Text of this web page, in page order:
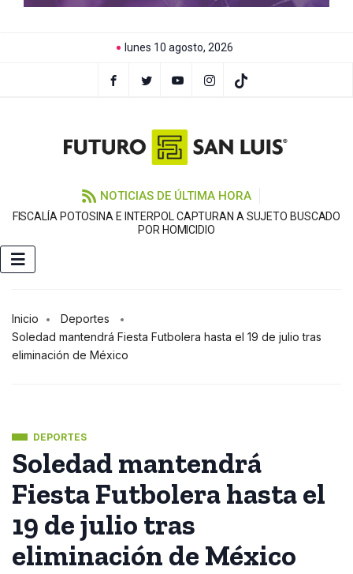
lunes 10 agosto, 2026
NOTICIAS DE ÚLTIMA HORA
FISCALÍA POTOSINA E INTERPOL CAPTURAN A SUJETO BUSCADO
POR HOMICIDIO
Inicio
Deportes
Soledad mantendrá Fiesta Futbolera hasta el 19 de julio tras
eliminación de México
DEPORTES
Soledad mantendrá
Fiesta Futbolera hasta el
19 de julio tras
eliminación de México